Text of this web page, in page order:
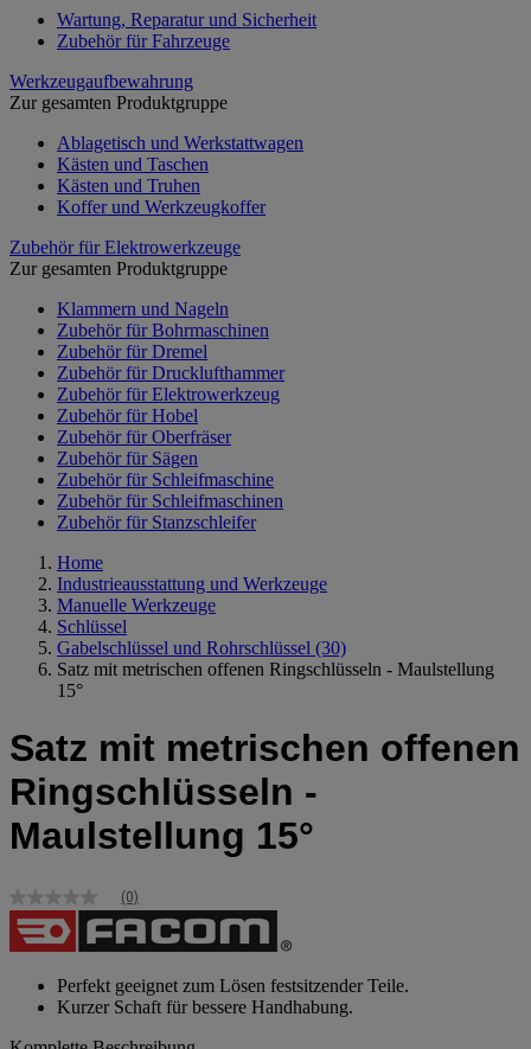
Wartung, Reparatur und Sicherheit
Zubehör für Fahrzeuge
Werkzeugaufbewahrung
Zur gesamten Produktgruppe
Ablagetisch und Werkstattwagen
Kästen und Taschen
Kästen und Truhen
Koffer und Werkzeugkoffer
Zubehör für Elektrowerkzeuge
Zur gesamten Produktgruppe
Klammern und Nageln
Zubehör für Bohrmaschinen
Zubehör für Dremel
Zubehör für Drucklufthammer
Zubehör für Elektrowerkzeug
Zubehör für Hobel
Zubehör für Oberfräser
Zubehör für Sägen
Zubehör für Schleifmaschine
Zubehör für Schleifmaschinen
Zubehör für Stanzschleifer
Home
Industrieausstattung und Werkzeuge
Manuelle Werkzeuge
Schlüssel
Gabelschlüssel und Rohrschlüssel (30)
Satz mit metrischen offenen Ringschlüsseln - Maulstellung
15°
Satz mit metrischen offenen
Ringschlüsseln -
Maulstellung 15°
Kein
Bewertungswert
Link
gleichen
(0)
Perfekt geeignet zum Lösen festsitzender Teile.
Kurzer Schaft für bessere Handhabung.